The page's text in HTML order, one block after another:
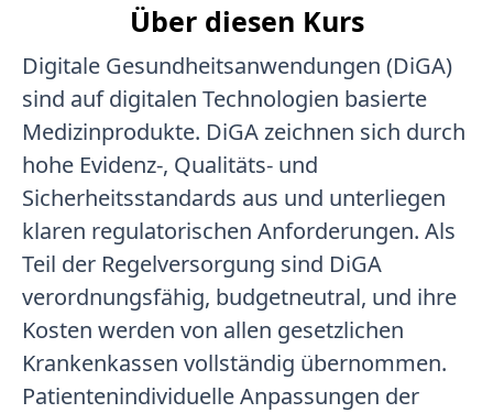
Über diesen Kurs
Digitale Gesundheitsanwendungen (DiGA)
sind auf digitalen Technologien basierte
Medizinprodukte. DiGA zeichnen sich durch
hohe Evidenz-, Qualitäts- und
Sicherheitsstandards aus und unterliegen
klaren regulatorischen Anforderungen. Als
Teil der Regelversorgung sind DiGA
verordnungsfähig, budgetneutral, und ihre
Kosten werden von allen gesetzlichen
Krankenkassen vollständig übernommen.
Patientenindividuelle Anpassungen der